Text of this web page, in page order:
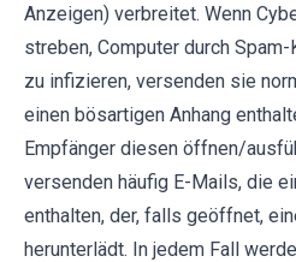
Anzeigen) verbreitet. Wenn
streben, Computer durch
zu infizieren, versenden sie
einen bösartigen Anhang
Empfänger diesen öffnen/
versenden häufig E-Mails, die
enthalten, der, falls geöffnet,
herunterlädt. In jedem Fall